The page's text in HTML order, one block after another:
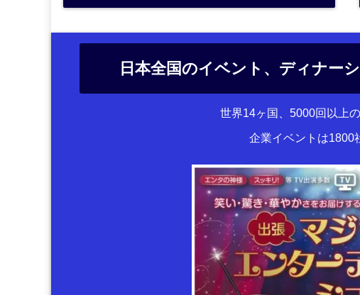
日本全国のイベント、ディナー
世界14ヶ国、5000回以上
企業イベントは1800